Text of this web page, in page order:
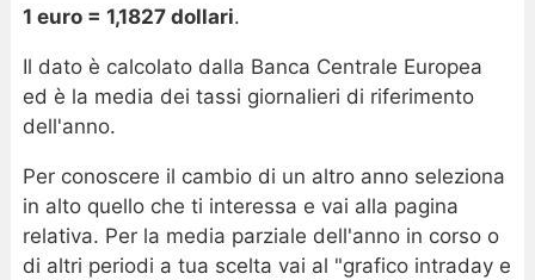
1 euro = 1,1827 dollari.
Il dato è calcolato dalla Banca Centrale Europea
ed è la media dei tassi giornalieri di riferimento
dell'anno.
Per conoscere il cambio di un altro anno seleziona
in alto quello che ti interessa e vai alla pagina
relativa. Per la media parziale dell'anno in corso o
di altri periodi a tua scelta vai al "grafico intraday e